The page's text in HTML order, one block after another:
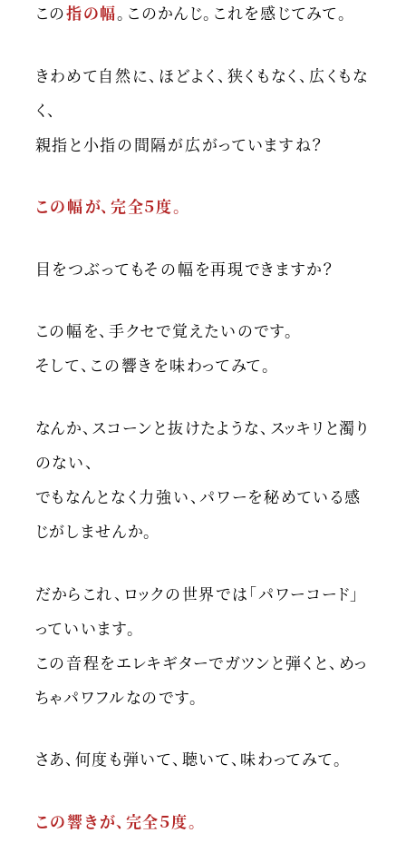
この指の幅。このかんじ。これを感じてみて。
きわめて自然に、ほどよく、狭くもなく、広くもな
く、
親指と小指の間隔が広がっていますね？
この幅が、完全５度。
目をつぶってもその幅を再現できますか？
この幅を、手クセで覚えたいのです。
そして、この響きを味わってみて。
なんか、スコーンと抜けたような、スッキリと濁り
のない、
でもなんとなく力強い、パワーを秘めている感
じがしませんか。
だからこれ、ロックの世界では「パワーコード」
っていいます。
この音程をエレキギターでガツンと弾くと、めっ
ちゃパワフルなのです。
さあ、何度も弾いて、聴いて、味わってみて。
この響きが、完全５度。